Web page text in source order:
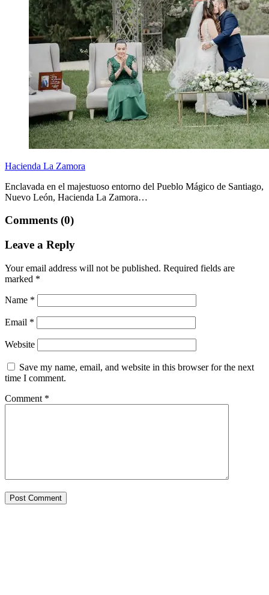
Hacienda La Zamora
Enclavada en el majestuoso entorno del Pueblo Mágico de Santiago,
Nuevo León, Hacienda La Zamora…
Comments (0)
Leave a Reply
Your email address will not be published. Required fields are
marked *
Name *
Email *
Website
Save my name, email, and website in this browser for the next
time I comment.
Comment *